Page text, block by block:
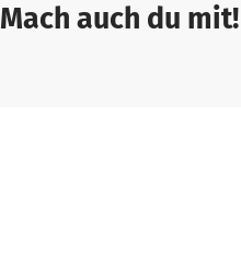
Mach auch du mit!